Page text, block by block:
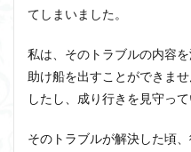
てしまいました。
私は、そのトラブルの内容
助け船を出すことができま
したし、成り行きを見守って
そのトラブルが解決した頃